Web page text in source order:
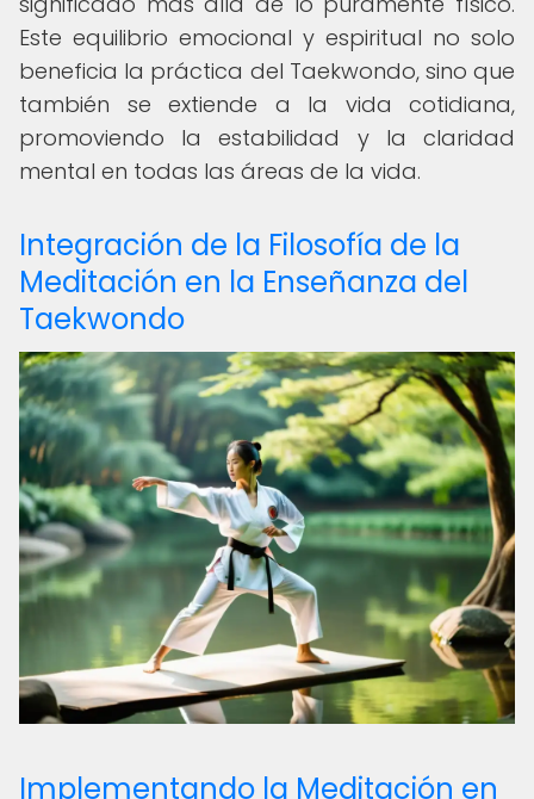
Este equilibrio emocional y espiritual no solo
beneficia la práctica del Taekwondo, sino que
también se extiende a la vida cotidiana,
promoviendo la estabilidad y la claridad
mental en todas las áreas de la vida.
Integración de la Filosofía de la
Meditación en la Enseñanza del
Taekwondo
Implementando la Meditación en